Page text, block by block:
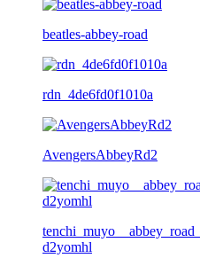
beatles-abbey-road
rdn_4de6fd0f1010a
AvengersAbbeyRd2
d2yomhl